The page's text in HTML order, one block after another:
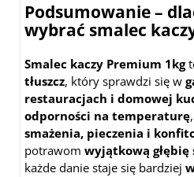
Podsumowanie –
wybrać smalec
Smalec kaczy Premium 1kg
tłuszcz, który sprawdzi się w
restauracjach i domowej
odporności na temperaturę
smażenia, pieczenia i
potrawom wyjątkową głębię
każde danie staje się bardziej